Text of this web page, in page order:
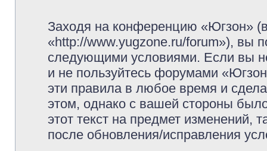
Заходя на конференцию «Югзон»
«http://www.yugzone.ru/forum»), вы
следующими условиями. Если вы
и не пользуйтесь форумами
эти правила в любое время и
этом, однако с вашей стороны
этот текст на предмет изменений,
после обновления/исправления